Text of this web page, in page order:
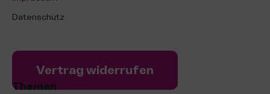
Datenschutz
Vertrag widerrufen
Themen